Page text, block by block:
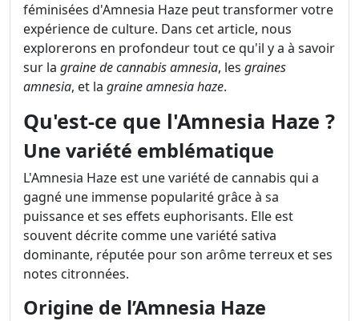
féminisées d'Amnesia Haze peut transformer votre
expérience de culture. Dans cet article, nous
explorerons en profondeur tout ce qu'il y a à savoir
sur la graine de cannabis amnesia, les graines
amnesia, et la graine amnesia haze.
Qu'est-ce que l'Amnesia Haze ?
Une variété emblématique
L'Amnesia Haze est une variété de cannabis qui a
gagné une immense popularité grâce à sa
puissance et ses effets euphorisants. Elle est
souvent décrite comme une variété sativa
dominante, réputée pour son arôme terreux et ses
notes citronnées.
Origine de l’Amnesia Haze